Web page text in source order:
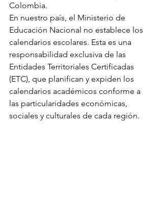
Colombia.
En nuestro país, el Ministerio de
Educación Nacional no establece los
calendarios escolares. Esta es una
responsabilidad exclusiva de las
Entidades Territoriales Certificadas
(ETC), que planifican y expiden los
calendarios académicos conforme a
las particularidades económicas,
sociales y culturales de cada región.